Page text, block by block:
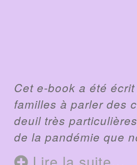
Cet e-book a été
familles à parler des
deuil très
de la pandémie que